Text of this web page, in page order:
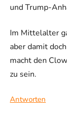
und Trump-
Im Mittelalter
aber damit
macht den
zu sein.
Antworten